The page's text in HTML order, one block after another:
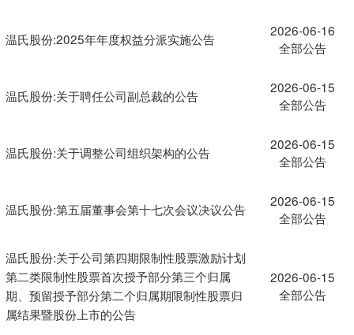
温氏股份:2025年年度权益分派实施公告
2026-06-16
全部公告
温氏股份:关于聘任公司副总裁的公告
2026-06-15
全部公告
温氏股份:关于调整公司组织架构的公告
2026-06-15
全部公告
温氏股份:第五届董事会第十七次会议决议公告
2026-06-15
全部公告
温氏股份:关于公司第四期限制性股票激励计划
第二类限制性股票首次授予部分第三个归属
期、预留授予部分第二个归属期限制性股票归
属结果暨股份上市的公告
2026-06-15
全部公告